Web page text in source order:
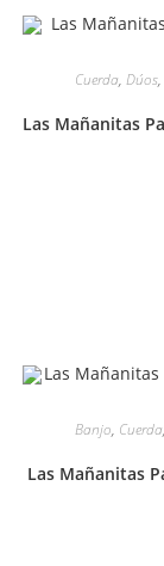
Cuerda, Dúos,
Las Mañanitas
Banjo, Cuerda,
Las Mañanitas